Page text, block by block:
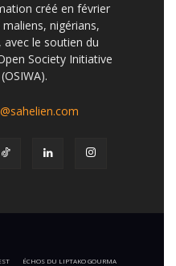
créé en février
nigérians,
le soutien du
Society Initiative
ÉCHOS DU LIPTAKO GOURMA